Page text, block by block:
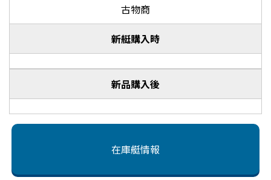
古物商
新艇購入時
新品購入後
在庫艇情報